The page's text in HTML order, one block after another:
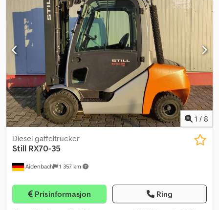
1 / 8
Aidenbach 1 357 km
Diesel gaffeltrucker
Still RX70-35
Prisinformasjon Ring